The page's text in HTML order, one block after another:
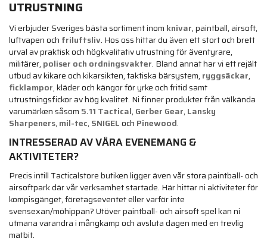
UTRUSTNING
Vi erbjuder Sveriges bästa sortiment inom knivar, paintball, airsoft,
luftvapen och friluftsliv. Hos oss hittar du även ett stort och brett
urval av praktisk och högkvalitativ utrustning för äventyrare,
militärer, poliser och ordningsvakter. Bland annat har vi ett rejält
utbud av kikare och kikarsikten, taktiska bärsystem, ryggsäckar,
ficklampor, kläder och kängor för yrke och fritid samt
utrustningsfickor av hög kvalitet. Ni finner produkter från välkända
varumärken såsom 5.11 Tactical, Gerber Gear, Lansky
Sharpeners, mil-tec, SNIGELoch Pinewood.
INTRESSERAD AV VÅRA EVENEMANG &
AKTIVITETER?
Precis intill Tacticalstore butiken ligger även vår stora paintball- och
airsoftpark där vår verksamhet startade. Här hittar ni aktiviteter för
kompisgänget, företagseventet eller varför inte
svensexan/möhippan? Utöver paintball- och airsoft spel kan ni
utmana varandra i mångkamp och avsluta dagen med en trevlig
matbit.